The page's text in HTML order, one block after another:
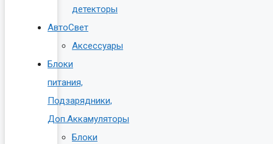
детекторы
АвтоСвет
Аксессуары
Блоки
питания,
Подзарядники,
Доп.Аккамуляторы
Блоки